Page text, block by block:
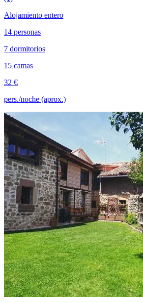
Alojamiento entero
14 personas
7 dormitorios
15 camas
32 €
pers./noche (aprox.)